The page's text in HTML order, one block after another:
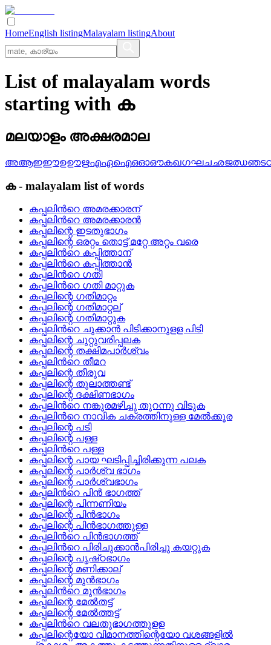
HomeEnglish listingMalayalam listingAbout
List of malayalam words
starting with ക
മലയാളം അക്ഷരമാല
അആഇഈഉഊഋഎഏഐഒഓഔകഖഗഘചഛജഝഞട
ക- malayalam list of words
കപ്പലിന്‍റെ അമരക്കാരന്
കപ്പലിന്‍റെ അമരക്കാരന്‍
കപ്പലിന്റെ ഇടതുഭാഗം
കപ്പലിന്റെ ഒരറ്റം തൊട്ട്‌ മറ്റേ അറ്റം വരെ
കപ്പലിന്‍റെ കപ്പിത്താന്
കപ്പലിന്‍റെ കപ്പിത്താന്‍
കപ്പലിന്‍റെ ഗതി
കപ്പലിന്‍റെ ഗതി മാറ്റുക
കപ്പലിന്റെ ഗതിമാറ്റം
കപ്പലിന്റെ ഗതിമാറ്റല്
കപ്പലിന്റെ ഗതിമാറ്റുക
കപ്പലിന്‍റെ ചുക്കാന്‍ പിടിക്കാനുളള പിടി
കപ്പലിന്റെ ചുറ്റുവരിപ്പലക
കപ്പലിന്റെ തക്ഷിമപാര്‍ശ്വം
കപ്പലിന്‍റെ തീമറ
കപ്പലിന്റെ തീരുവ
കപ്പലിന്റെ തുലാത്തണ്ട്
കപ്പലിന്റെ ദക്ഷിണഭാഗം
കപ്പലിന്‍റെ നങ്കൂരമഴിച്ചു തുറന്നു വിടുക
കപ്പലിന്‍റെ നാവിക ചക്രത്തിനുള്ള മേല്‍ക്കൂര
കപ്പലിന്റെ പടി
കപ്പലിന്റെ പള്ള
കപ്പലിന്‍റെ പള്ള
കപ്പലിന്റെ പായ ഘടിപ്പിച്ചിരിക്കുന്ന പലക
കപ്പലിന്റെ പാര്‍ശ്വ ഭാഗം
കപ്പലിന്റെ പാര്‍ശ്വഭാഗം
കപ്പലിന്‍റെ പിന്‍ ഭാഗത്ത്
കപ്പലിന്റെ പിന്നണിയം
കപ്പലിന്റെ പിന്‍ഭാഗം
കപ്പലിന്റെ പിന്‍ഭാഗത്തുള്ള
കപ്പലിന്‍റെ പിന്‍ഭാഗത്ത്
കപ്പലിന്‍റെ പിരിചുക്കാന്‍പിരിച്ചു കയറ്റുക
കപ്പലിന്റെ പൃഷ്‌ഠഭാഗം
കപ്പലിന്റെ മണിക്കാല്
കപ്പലിന്റെ മുന്‍ഭാഗം
കപ്പലിന്‍റെ മുന്‍ഭാഗം
കപ്പലിന്റെ മേല്‍തട്ട്
കപ്പലിന്റെ മേല്‍ത്തട്ട്
കപ്പലിന്‍റെ വലതുഭാഗത്തുളള
കപ്പലിന്റെയോ വിമാനത്തിന്റെയോ വശങ്ങളില്‍